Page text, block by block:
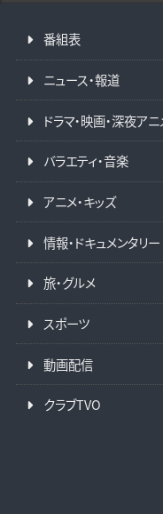
番組表
ニュース・報道
ドラマ・映画・深夜アニ
バラエティ・音楽
アニメ・キッズ
情報・ドキュメンタリー
旅・グルメ
スポーツ
動画配信
クラブTVO